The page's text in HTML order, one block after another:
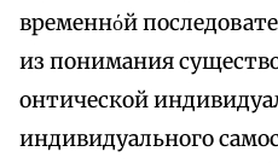
временнόй
из понимания
онтической
индивидуального